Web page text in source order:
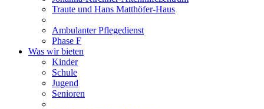
Traute und Hans Matthöfer-Haus
Ambulanter Pflegedienst
Phase F
Was wir bieten
Kinder
Schule
Jugend
Senioren